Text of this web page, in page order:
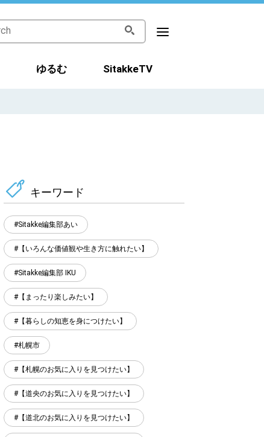
ゆるむ SitakkeTV
キーワード
Sitakke編集部あい
【いろんな価値観や生き方に触れたい】
Sitakke編集部 IKU
【まったり楽しみたい】
【暮らしの知恵を身につけたい】
札幌市
【札幌のお気に入りを見つけたい】
【道央のお気に入りを見つけたい】
【道北のお気に入りを見つけたい】